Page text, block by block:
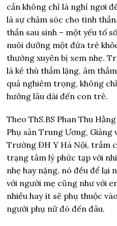
cần không chỉ là nghỉ ngơi
là sự chăm sóc cho tinh
thần sau sinh – một yếu tố
nuôi dưỡng một đứa trẻ
thường xuyên bị xem nhẹ.
là kẻ thù thầm lặng, âm
quả nghiêm trọng, không
hưởng lâu dài đến con trẻ.
Theo ThS.BS Phan Thu
Phụ sản Trung Ương, Giảng
Trường ĐH Y Hà Nội, trầm
trạng tâm lý phức tạp với
nhẹ hay nặng, nó đều để lại
với người mẹ cũng như với
nhiều hay ít sẽ phụ thuộc
người phụ nữ đó đến đâu.